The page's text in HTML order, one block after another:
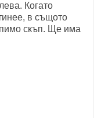
Когато
в същото
скъп. Ще има